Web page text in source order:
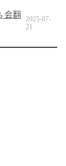
会翻
2025-07-
21